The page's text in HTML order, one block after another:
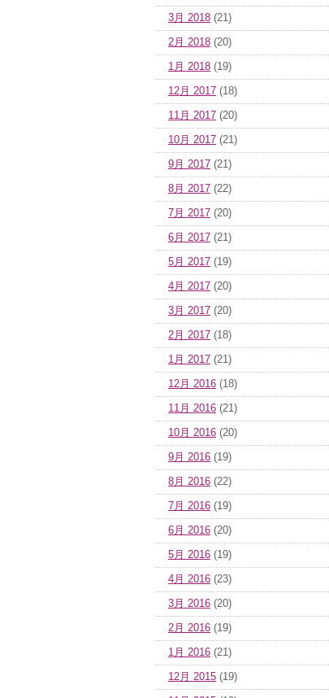
3月 2018 (21)
2月 2018 (20)
1月 2018 (19)
12月 2017 (18)
11月 2017 (20)
10月 2017 (21)
9月 2017 (21)
8月 2017 (22)
7月 2017 (20)
6月 2017 (21)
5月 2017 (19)
4月 2017 (20)
3月 2017 (20)
2月 2017 (18)
1月 2017 (21)
12月 2016 (18)
11月 2016 (21)
10月 2016 (20)
9月 2016 (19)
8月 2016 (22)
7月 2016 (19)
6月 2016 (20)
5月 2016 (19)
4月 2016 (23)
3月 2016 (20)
2月 2016 (19)
1月 2016 (21)
12月 2015 (19)